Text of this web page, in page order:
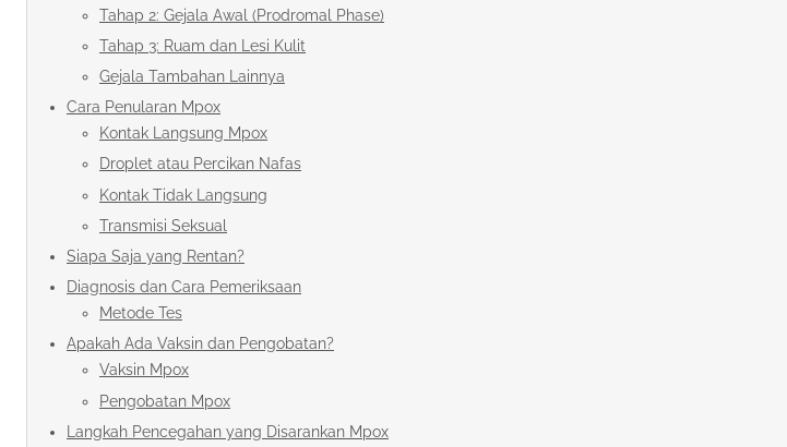
Tahap 2: Gejala Awal (Prodromal Phase)
Tahap 3: Ruam dan Lesi Kulit
Gejala Tambahan Lainnya
Cara Penularan Mpox
Kontak Langsung Mpox
Droplet atau Percikan Nafas
Kontak Tidak Langsung
Transmisi Seksual
Siapa Saja yang Rentan?
Diagnosis dan Cara Pemeriksaan
Metode Tes
Apakah Ada Vaksin dan Pengobatan?
Vaksin Mpox
Pengobatan Mpox
Langkah Pencegahan yang Disarankan Mpox